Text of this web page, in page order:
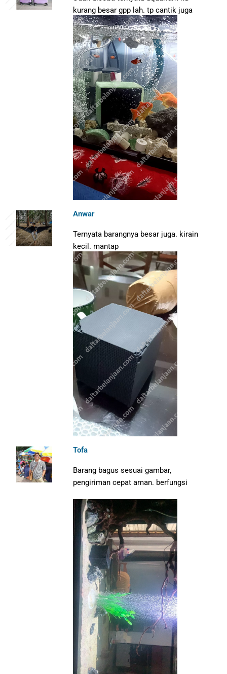
kurang besar gpp lah. tp cantik juga
Anwar
Ternyata barangnya besar juga. kirain
kecil. mantap
Tofa
Barang bagus sesuai gambar,
pengiriman cepat aman. berfungsi